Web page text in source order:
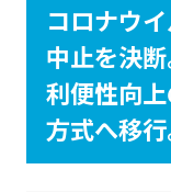
コロナウ
中止を決
利便性向
方式へ移行